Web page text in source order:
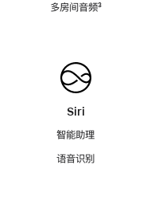
多房间音频脚
³
Siri
智能助理
语音识别